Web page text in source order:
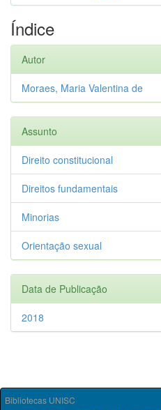
Índice
Autor
Moraes, Maria Valentina de
Assunto
Direito constitucional
Direitos fundamentais
Minorias
Orientação sexual
Data de Publicação
2018
Bibliotecas UNISC